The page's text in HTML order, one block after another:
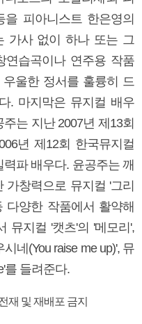
을 피아니스트 한은영의
가사 없이 하나 또는 그
연습곡이나 연주용 작품
울한 정서를 훌륭히 드
. 마지막은 뮤지컬 배우
는 지난 2007년 제13회
년 제12회 한국뮤지컬
파 배우다. 윤공주는 깨
가창력으로 뮤지컬 '그리
다양한 작품에서 활약해
뮤지컬 '캣츠'의 '메모리',
네(You raise me up)', 뮤
를 들려준다.
재 및 재배포 금지